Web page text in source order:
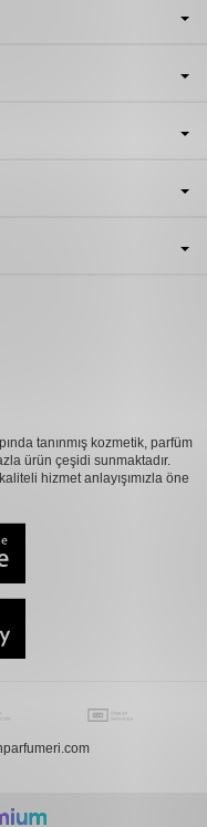
tanınmış kozmetik, parfüm
ürün çeşidi sunmaktadır.
hizmet anlayışımızla öne